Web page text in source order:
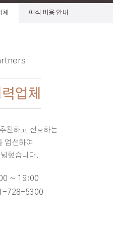
체 예식 비용 안내
업체
천하고 선호하는
엄선하여
혔습니다.
~ 19:00
728-5300